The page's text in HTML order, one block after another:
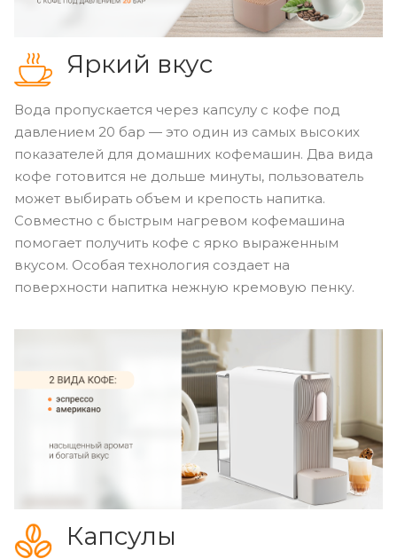
Яркий вкус
Вода пропускается через капсулу с кофе под
давлением 20 бар — это один из самых высоких
показателей для домашних кофемашин. Два вида
кофе готовится не дольше минуты, пользователь
может выбирать объем и крепость напитка.
Совместно с быстрым нагревом кофемашина
помогает получить кофе с ярко выраженным
вкусом. Особая технология создает на
поверхности напитка нежную кремовую пенку.
Капсулы